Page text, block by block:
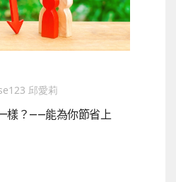
邱愛莉
樣？——能為你節省上